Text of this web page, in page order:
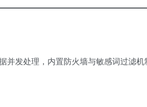
并发处理，内置防火墙与敏感词过滤